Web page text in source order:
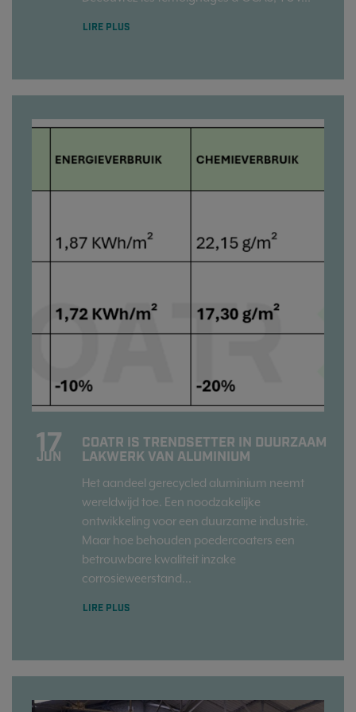
LIRE PLUS
17
JUN
COATR IS TRENDSETTER IN DUURZAAM
LAKWERK VAN ALUMINIUM
Het aandeel gerecycled aluminium neemt
wereldwijd toe. Een noodzakelijke
ontwikkeling voor een duurzame industrie.
Maar hoe behouden poedercoaters een
betrouwbare kwaliteit inzake
corrosieweerstand...
LIRE PLUS